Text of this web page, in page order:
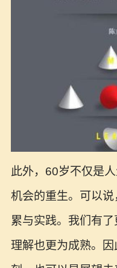
此外，60岁不仅是
机会的重生。可以
累与实践。我们有
理解也更为成熟。